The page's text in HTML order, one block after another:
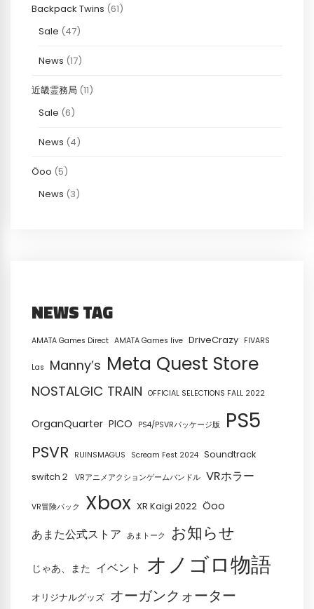
Backpack Twins (61)
Sale (47)
News (17)
近畿霊務局 (11)
Sale (6)
News (4)
Öoo (5)
News (3)
NEWS TAG
AMATA Games Direct AMATA Games live DriveCrazy FIVARS
Las Manny’s Meta Quest Store
NOSTALGIC TRAIN OFFICIAL SELECTIONS FALL 2022
OrganQuarter PICO PS4/PSVRパッケージ版 PS5
PSVR RUINSMAGUS Scream Fest 2024 Soundtrack
switch２
VRアニメアクションゲームバンドル VRホラー
VR冒険パック Xbox XR Kaigi 2022 Öoo
あまた公式ストア あまトーク お知らせ
じゃあ、また イベント オノゴロ物語
オリジナルグッズ オーガンクォーター